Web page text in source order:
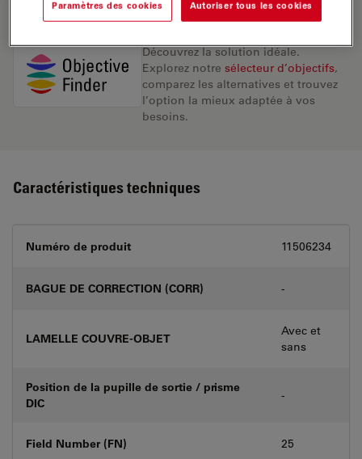
Découvrez la solution idéale.
Explorez notre sélecteur d’objectifs,
comparez les alternatives et trouvez
l’option la mieux adaptée à vos
besoins.
Caractéristiques techniques
Numéro de produit 11506234
BAGUE DE CORRECTION (CORR) -
LAMELLE COUVRE-OBJET
Avec et
sans
Position de la pupille de sortie / prisme
DIC
-
Field Number (FN) 25
Paramètres des cookies Autoriser tous les cookies